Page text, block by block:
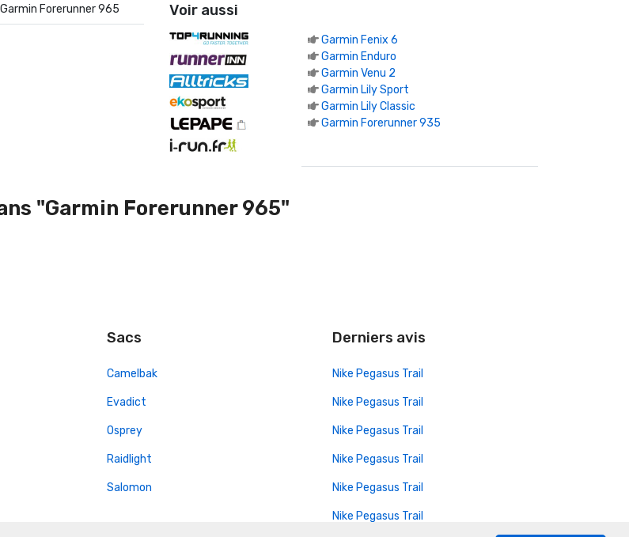
Garmin Forerunner 965
Voir aussi
Garmin Fenix 6
Garmin Enduro
Garmin Venu 2
Garmin Lily Sport
Garmin Lily Classic
Garmin Forerunner 935
"Garmin Forerunner 965"
Sacs
Camelbak
Evadict
Osprey
Raidlight
Salomon
Derniers avis
Nike Pegasus Trail
Nike Pegasus Trail
Nike Pegasus Trail
Nike Pegasus Trail
Nike Pegasus Trail
Nike Pegasus Trail